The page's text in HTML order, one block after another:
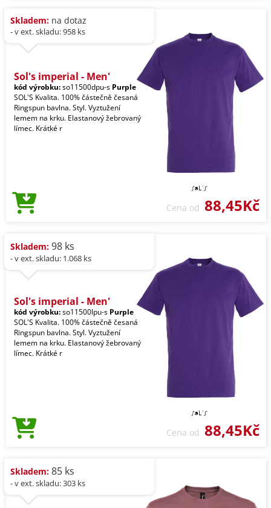
Skladem: na dotaz
- v ext. skladu: 958 ks
Sol's imperial - Men'
kód výrobku:so11500dpu-s Purple
SOL'S Kvalita. 100% částečně česaná
Ringspun bavlna. Styl. Vyztužení
lemem na krku. Elastanový žebrovaný
límec. Krátké r
Cena od 88,45Kč
Skladem: 98 ks
- v ext. skladu: 1.068 ks
Sol's imperial - Men'
kód výrobku:so11500lpu-s Purple
SOL'S Kvalita. 100% částečně česaná
Ringspun bavlna. Styl. Vyztužení
lemem na krku. Elastanový žebrovaný
límec. Krátké r
Cena od 88,45Kč
Skladem: 85 ks
- v ext. skladu: 303 ks